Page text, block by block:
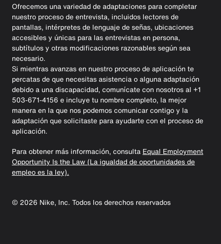
Ofrecemos una variedad de adaptaciones para completar
nuestro proceso de entrevista, incluidos lectores de
pantallas, intérpretes de lenguaje de señas, ubicaciones
accesibles y únicas para las entrevistas en persona,
subtítulos y otras modificaciones razonables según sea
necesario.
Si mientras avanzas en nuestro proceso de aplicación te
percatas de que necesitas asistencia o alguna adaptación
debido a una discapacidad, comunícate con nosotros al +1
503-671-4156 e incluye tu nombre completo, la mejor
manera en la que nos podemos comunicar contigo y la
adaptación que solicitaste para ayudarte con el proceso de
aplicación.
Para obtener más información, consulta Equal Employment
Opportunity Is the Law (La igualdad de oportunidades de
empleo es la ley).
© 2026 Nike, Inc. Todos los derechos reservados